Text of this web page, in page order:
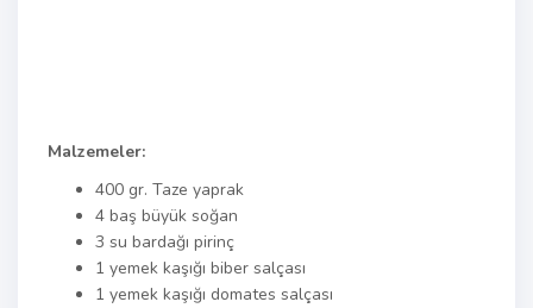
Malzemeler:
400 gr. Taze yaprak
4 baş büyük soğan
3 su bardağı pirinç
1 yemek kaşığı biber salçası
1 yemek kaşığı domates salçası